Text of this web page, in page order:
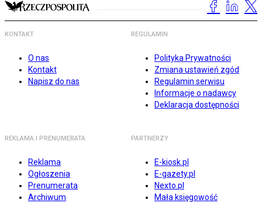
KONTAKT
O nas
Kontakt
Napisz do nas
REGULAMIN
Polityka Prywatności
Zmiana ustawień zgód
Regulamin serwisu
Informacje o nadawcy
Deklaracja dostępności
REKLAMA I PRENUMERATA
Reklama
Ogłoszenia
Prenumerata
Archiwum
PARTNERZY
E-kiosk.pl
E-gazety.pl
Nexto.pl
Mała księgowość